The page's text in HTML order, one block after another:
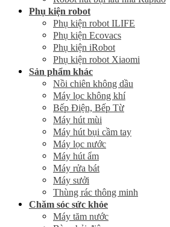
Phụ kiện robot
Phụ kiện robot ILIFE
Phụ kiện Ecovacs
Phụ kiện iRobot
Phụ kiện robot Xiaomi
Sản phẩm khác
Nồi chiên không dầu
Máy lọc không khí
Bếp Điện, Bếp Từ
Máy hút mùi
Máy hút bụi cầm tay
Máy lọc nước
Máy hút ẩm
Máy rửa bát
Máy sưởi
Thùng rác thông minh
Chăm sóc sức khỏe
Máy tăm nước